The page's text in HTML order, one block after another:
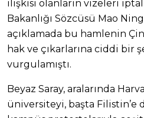
ilişkisi olanların vizeleri
Bakanlığı Sözcüsü Mao
açıklamada bu hamlenin
hak ve çıkarlarına ciddi bir
vurgulamıştı.
Beyaz Saray, aralarında
üniversiteyi, başta